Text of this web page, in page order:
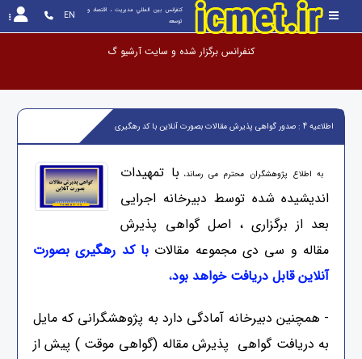
توسعه
EN
کنفرانس برگزار شده و سایت
اطلاعیه 4 : صدور گواهی پذیرش مقالات بصورت آنلاین با کد رهگیری
به اطلاع پژوهشگران محترم می رساند، با تمهیدات
اندیشیده شده توسط دبیرخانه اجرایی
بعد از برگزاری ، اصل گواهی پذیرش
مقاله و سی دی مجموعه مقالاتبا کد رهگیری بصورت
آنلاین قابل دریافت خواهد بود،
- همچنین دبیرخانه آمادگی دارد به پژوهشگرانی که مایل
به دریافت گواهی پذیرش مقاله (گواهی موقت ) پیش از